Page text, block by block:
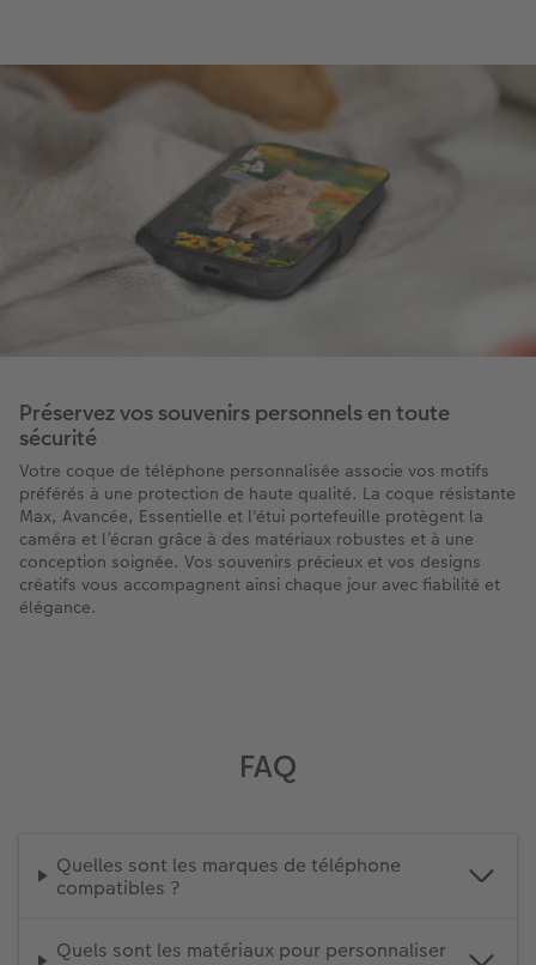
Préservez vos souvenirs personnels en toute
sécurité
Votre coque de téléphone personnalisée associe vos motifs
préférés à une protection de haute qualité. La coque résistante
Max, Avancée, Essentielle et l'étui portefeuille protègent la
caméra et l’écran grâce à des matériaux robustes et à une
conception soignée. Vos souvenirs précieux et vos designs
créatifs vous accompagnent ainsi chaque jour avec fiabilité et
élégance.
FAQ
Quelles sont les marques de téléphone
compatibles ?
Quels sont les matériaux pour personnaliser